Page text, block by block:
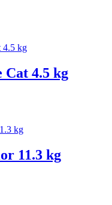
Cat 4.5 kg
11.3 kg